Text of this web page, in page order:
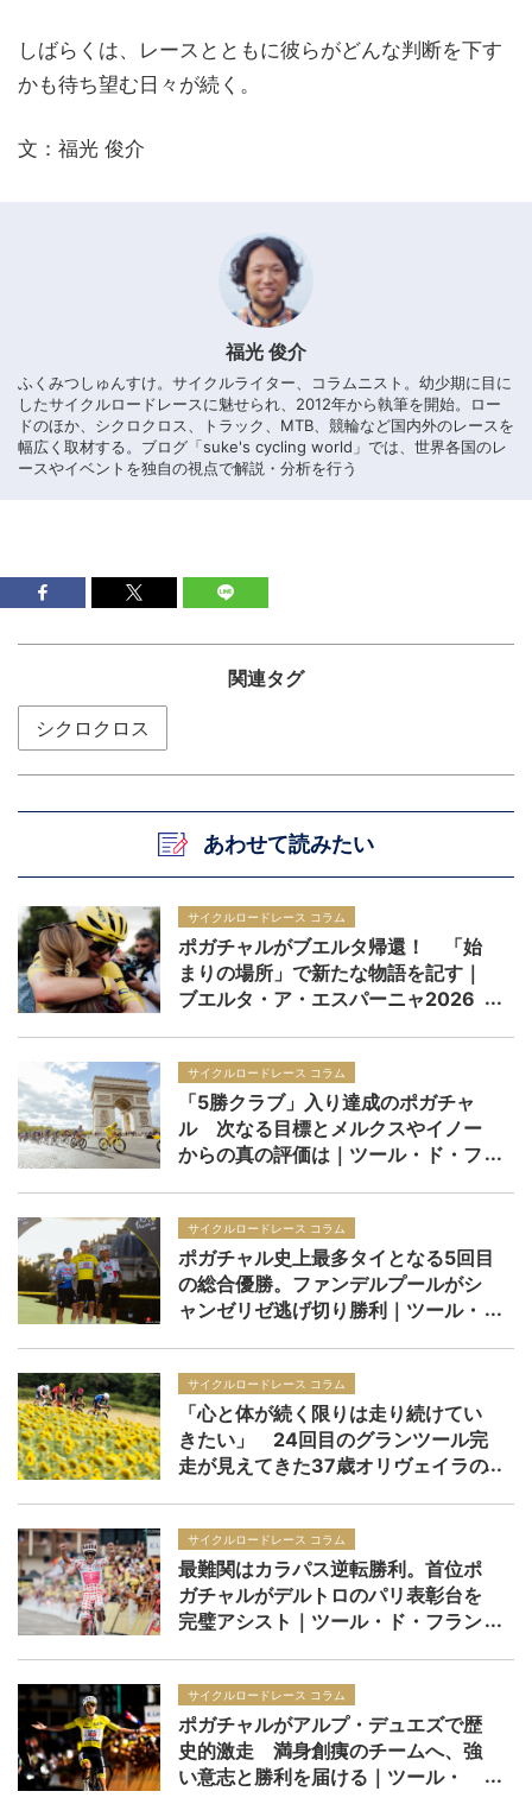
しばらくは、レースとともに彼らがどんな判断を下す
かも待ち望む日々が続く。
文：福光 俊介
福光 俊介
ふくみつしゅんすけ。サイクルライター、コラムニスト。幼少期に目に
したサイクルロードレースに魅せられ、2012年から執筆を開始。ロー
ドのほか、シクロクロス、トラック、MTB、競輪など国内外のレースを
幅広く取材する。ブログ「suke's cycling world」では、世界各国のレ
ースやイベントを独自の視点で解説・分析を行う
関連タグ
シクロクロス
あわせて読みたい
サイクルロードレース コラム
ポガチャルがブエルタ帰還！ 「始
まりの場所」で新たな物語を記す｜
ブエルタ・ア・エスパーニャ2026
サイクルロードレース コラム
「5勝クラブ」入り達成のポガチャ
ル 次なる目標とメルクスやイノー
からの真の評価は｜ツール・ド・フ
サイクルロードレース コラム
ポガチャル史上最多タイとなる5回目
の総合優勝。ファンデルプールがシ
ャンゼリゼ逃げ切り勝利｜ツール・
サイクルロードレース コラム
「心と体が続く限りは走り続けてい
きたい」 24回目のグランツール完
走が見えてきた37歳オリヴェイラの
サイクルロードレース コラム
最難関はカラパス逆転勝利。首位ポ
ガチャルがデルトロのパリ表彰台を
完璧アシスト｜ツール・ド・フラン
サイクルロードレース コラム
ポガチャルがアルプ・デュエズで歴
史的激走 満身創痍のチームへ、強
い意志と勝利を届ける｜ツール・